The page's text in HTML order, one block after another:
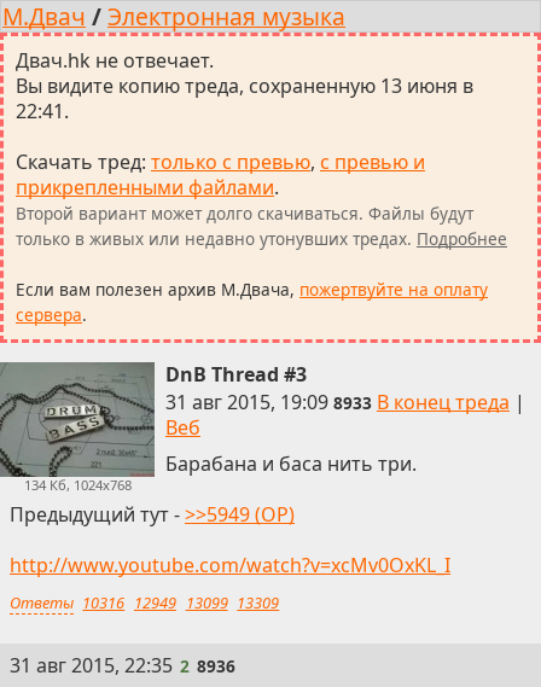
М.Двач /Электронная музыка
Двач.hk не отвечает.
Вы видите копию треда, сохраненную 13 июня в
22:41.
Скачать тред: только с превью, с превью и
прикрепленными файлами.
Второй вариант может долго скачиваться. Файлы будут
только в живых или недавно утонувших тредах. Подробнее
Если вам полезен архив М.Двача, пожертвуйте на оплату
сервера.
134 Кб, 1024x768
DnB Thread #3
31 авг 2015, 19:09 8933 В конец треда |
Веб
Барабана и баса нить три.
Предыдущий тут ->>5949 (OP)
http://www.youtube.com/watch?v=xcMv0OxKL_I
Ответы 10316 12949 13099 13309
2
31 авг 2015, 22:35 2 8936